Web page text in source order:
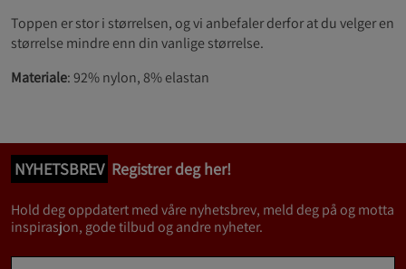
Toppen er stor i størrelsen, og vi anbefaler derfor at du velger en
størrelse mindre enn din vanlige størrelse.
Materiale: 92% nylon, 8% elastan
NYHETSBREV Registrer deg her!
Hold deg oppdatert med våre nyhetsbrev, meld deg på og motta
inspirasjon, gode tilbud og andre nyheter.